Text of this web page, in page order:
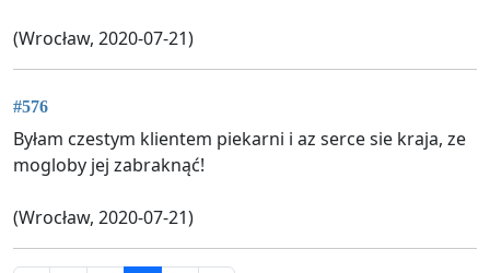
(Wrocław, 2020-07-21)
#576
Byłam czestym klientem piekarni i az serce sie kraja, ze
mogloby jej zabraknąć!
(Wrocław, 2020-07-21)